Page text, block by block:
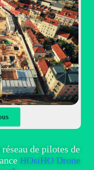
de pilotes de
HOsiHO Drone